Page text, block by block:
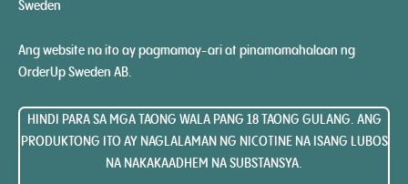
Sweden
Ang website na ito ay pagmamay-ari at pinamamahalaan ng
OrderUp Sweden AB.
HINDI PARA SA MGA TAONG WALA PANG 18 TAONG GULANG. ANG
PRODUKTONG ITO AY NAGLALAMAN NG NICOTINE NA ISANG LUBOS
NA NAKAKAADHEM NA SUBSTANSYA.